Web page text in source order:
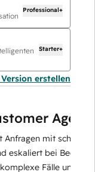
Professional+
Starter+
erstellen
Agent
mit schnellen,
bei Bedarf,
Fälle und den